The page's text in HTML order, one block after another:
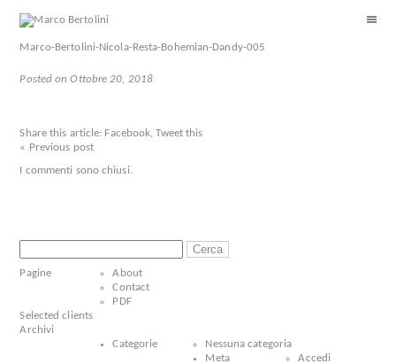
Marco-Bertolini-Nicola-Resta-Bohemian-Dandy-005
Posted on Ottobre 20, 2018
Share this article: Facebook,Tweet this
« Previous post
I commenti sono chiusi.
per:
Pagine
About
Contact
PDF
Selected clients
Archivi
Categorie
Nessuna categoria
Meta
Accedi